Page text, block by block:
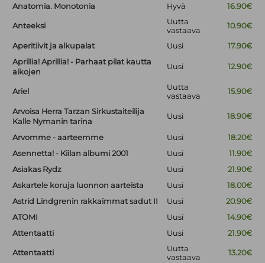
Anatomia. Monotonia
Hyvä 16.90€
Anteeksi
Uutta
vastaava
10.90€
Aperitiivit ja alkupalat Uusi
17.90€
Aprillia! Aprillia! - Parhaat pilat kautta
aikojen
Uusi 12.90€
Ariel
Uutta
vastaava
15.90€
Arvoisa Herra Tarzan Sirkustaiteilija
Kalle Nymanin tarina
Uusi 18.90€
Arvomme - aarteemme Uusi
18.20€
Asennetta! - Kiilan albumi 2001
Uusi
11.90€
Asiakas Rydz
Uusi
21.90€
Askartele koruja luonnon aarteista
Uusi
18.00€
Astrid Lindgrenin rakkaimmat sadut II
Uusi
20.90€
ATOMI
Uusi
14.90€
Attentaatti
Uusi 21.90€
Attentaatti
Uutta
vastaava
13.20€